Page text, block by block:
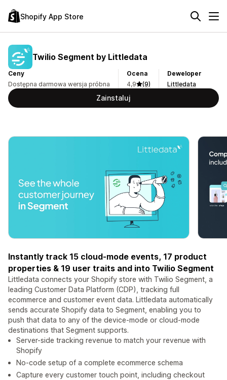
Shopify App Store
Twilio Segment by Littledata
Ceny
Dostępna darmowa wersja próbna
Ocena
4,9
(9)
Deweloper
Littledata
Zainstaluj
Instantly track 15 cloud-mode events, 17 product
properties & 19 user traits and into Twilio Segment
Littledata connects your Shopify store with Twilio Segment, a
leading Customer Data Platform (CDP), tracking full
ecommerce and customer event data. Littledata automatically
sends accurate Shopify data to Segment, enabling you to
push that data to any of the device-mode or cloud-mode
destinations that Segment supports.
Server-side tracking revenue to match your revenue with
Shopify
No-code setup of a complete ecommerce schema
Capture every customer touch point, including checkout